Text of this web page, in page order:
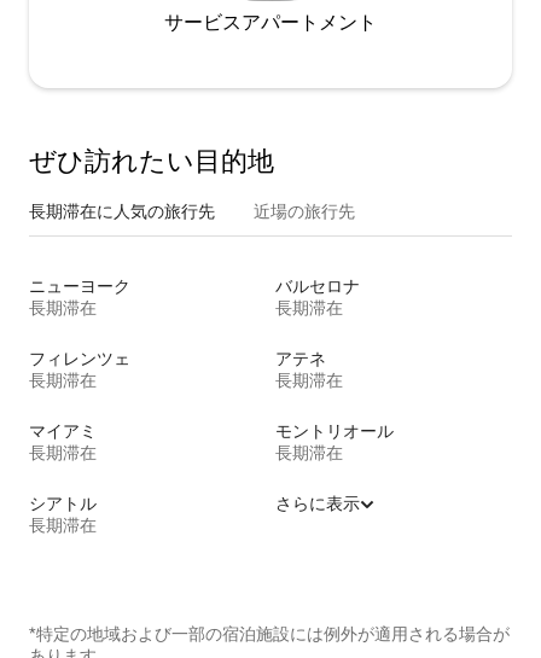
サービスアパートメント
ぜひ訪⁠れ⁠た⁠い目⁠的⁠地
長期滞在に人気の旅行先 近場の旅行先
ニューヨーク
長期滞在
バルセロナ
長期滞在
フィレンツェ
長期滞在
アテネ
長期滞在
マイアミ
長期滞在
モントリオール
長期滞在
シアトル
長期滞在
さらに表示
*特定の地域および一部の宿泊施設には例外が適用される場合が